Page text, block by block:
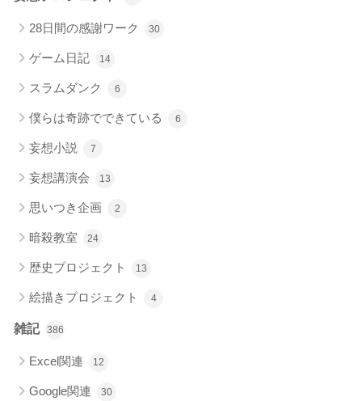
28日間の感謝ワーク 30
ゲーム日記 14
スラムダンク 6
僕らは奇跡でできている 6
妄想小説 7
妄想講演会 13
思いつき企画 2
暗殺教室 24
歴史プロジェクト 13
絵描きプロジェクト 4
雑記 386
Excel関連 12
Google関連 30